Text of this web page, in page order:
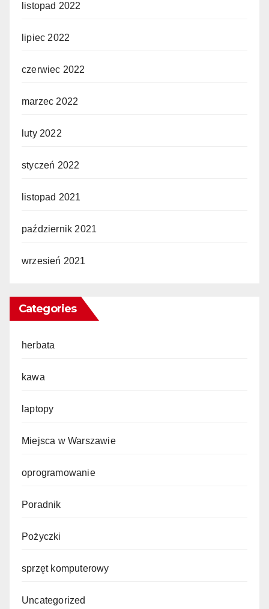
listopad 2022
lipiec 2022
czerwiec 2022
marzec 2022
luty 2022
styczeń 2022
listopad 2021
październik 2021
wrzesień 2021
Categories
herbata
kawa
laptopy
Miejsca w Warszawie
oprogramowanie
Poradnik
Pożyczki
sprzęt komputerowy
Uncategorized